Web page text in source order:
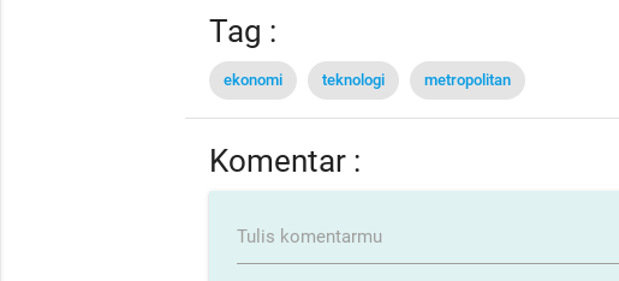
Tag :
ekonomi teknologi metropolitan
Komentar :
Tulis komentarmu